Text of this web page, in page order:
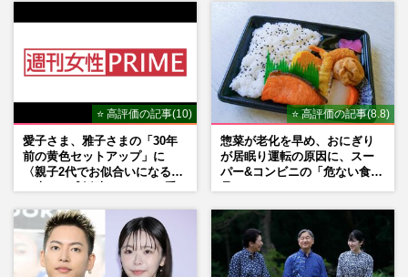
⭐ 高評価の記事(10)
愛子さま、雅子さまの「30年
前の黄色セットアップ」に
〈親子2代でお似合いになる〉
⭐ 高評価の記事(8.8)
惣菜が老化を早め、おにぎり
が居眠り運転の原因に、スー
パー&コンビニの「危ない食